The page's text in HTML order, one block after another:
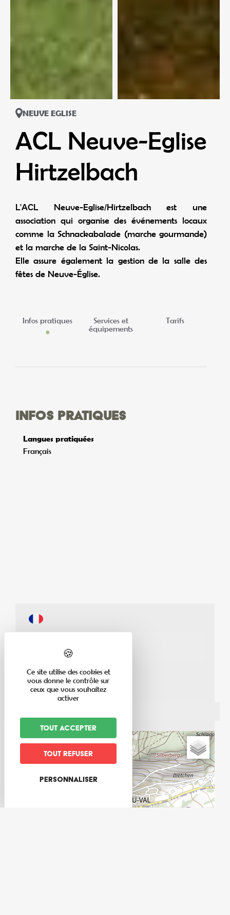
NEUVE EGLISE
ACL Neuve-Eglise
Hirtzelbach
L'ACL Neuve-Eglise/Hirtzelbach est une
association qui organise des événements locaux
comme la Schnackabalade (marche gourmande)
et la marche de la Saint-Nicolas.
Elle assure également la gestion de la salle des
fêtes de Neuve-Église.
Infos pratiques
Services et
équipements
Tarifs
Infos pratiques
Langues pratiquées
Français
Neuve Eglise
acl-neuve-eglise.org
+
Ce site utilise des cookies et
vous donne le contrôle sur
ceux que vous souhaitez
activer
Tout accepter
Tout refuser
Personnaliser